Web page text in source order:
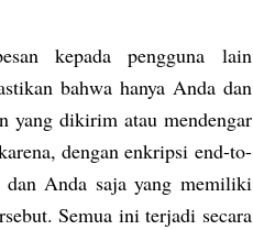
kepada pengguna lain
bahwa hanya Anda dan
yang dikirim atau mendengar
dengan enkripsi end-to-
dan Anda saja yang memiliki
Semua ini terjadi secara